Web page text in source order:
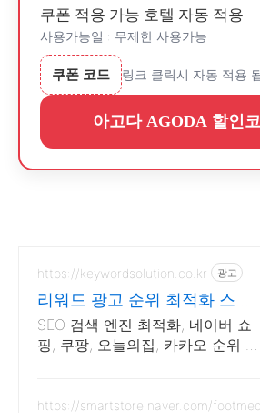
쿠폰 적용 가능 호텔 자동 적용
사용가능일 : 무제한 사용가능
쿠폰 코드 링크 클릭시 자동 적용
아고다 AGODA 할인
https://keywordsolution.co.kr 광고
리워드 광고 순위 최적화 스토
어 순위 광고 전문
SEO 검색 엔진 최적화, 네이버 쇼
핑, 쿠팡, 오늘의집, 카카오 순위 광
https://smartstore.naver.com/